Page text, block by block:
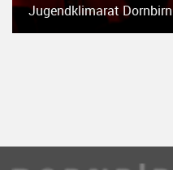
Jugendklimarat Dornbirn